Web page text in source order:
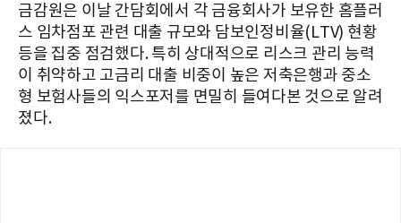
금감원은 이날 간담회에서 각 금융회사가 보유한 홈플러
스 임차점포 관련 대출 규모와 담보인정비율(LTV) 현황
등을 집중 점검했다. 특히 상대적으로 리스크 관리 능력
이 취약하고 고금리 대출 비중이 높은 저축은행과 중소
형 보험사들의 익스포저를 면밀히 들여다본 것으로 알려
졌다.